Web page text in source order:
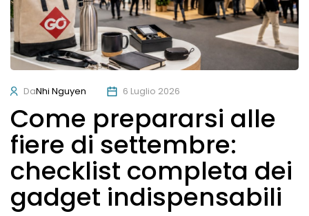
DaNhi Nguyen 6 Luglio 2026
Come prepararsi alle
fiere di settembre:
checklist completa dei
gadget indispensabili